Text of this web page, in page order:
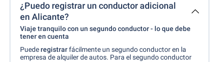
¿Puedo registrar un conductor adicional
en Alicante?
Viaje tranquilo con un segundo conductor - lo que debe
tener en cuenta
Puederegistrarfácilmente un segundo conductor en la
empresa de alquiler de autos. Para el segundo conductor